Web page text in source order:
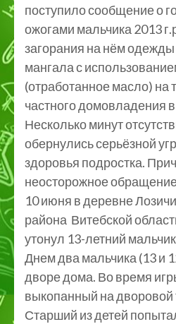
поступило сообщение о
ожогами мальчика 2013
загорания на нём
мангала с
(отработанное масло) на
частного домовладения
Несколько минут
обернулись серьёзной
здоровья подростка.
неосторожное
10 июня в деревне
района Витебской
утонул 13-летний
Днем два мальчика (13 и
дворе дома. Во время
выкопанный на дворовой
Старший из детей